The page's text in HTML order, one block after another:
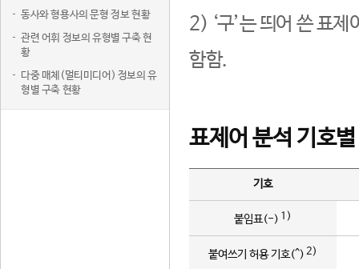
동사와 형용사의 문형 정보 현황
관련 어휘 정보의 유형별 구축 현
황
다중 매체(멀티미디어) 정보의 유
형별 구축 현황
2) ‘구’는 띄어 쓴 표
함함.
표제어 분석 기호
기호
붙임표(-) 1)
붙여쓰기 허용 기호(^) 2)